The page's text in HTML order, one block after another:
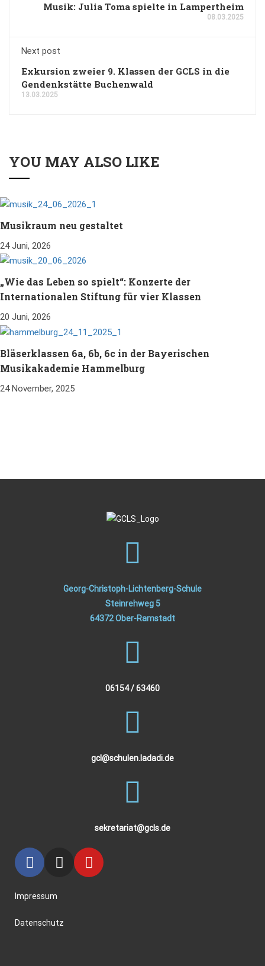
Musik: Julia Toma spielte in Lampertheim
08.03.2025
Next post
Exkursion zweier 9. Klassen der GCLS in die
Gendenkstätte Buchenwald
13.03.2025
YOU MAY ALSO LIKE
Musikraum neu gestaltet
24 Juni, 2026
„Wie das Leben so spielt“: Konzerte der
Internationalen Stiftung für vier Klassen
20 Juni, 2026
Bläserklassen 6a, 6b, 6c in der Bayerischen
Musikakademie Hammelburg
24 November, 2025
Georg-Christoph-Lichtenberg-Schule
Steinrehweg 5
64372 Ober-Ramstadt
06154 / 63460
gcl@schulen.ladadi.de
sekretariat@gcls.de
Impressum
Datenschutz